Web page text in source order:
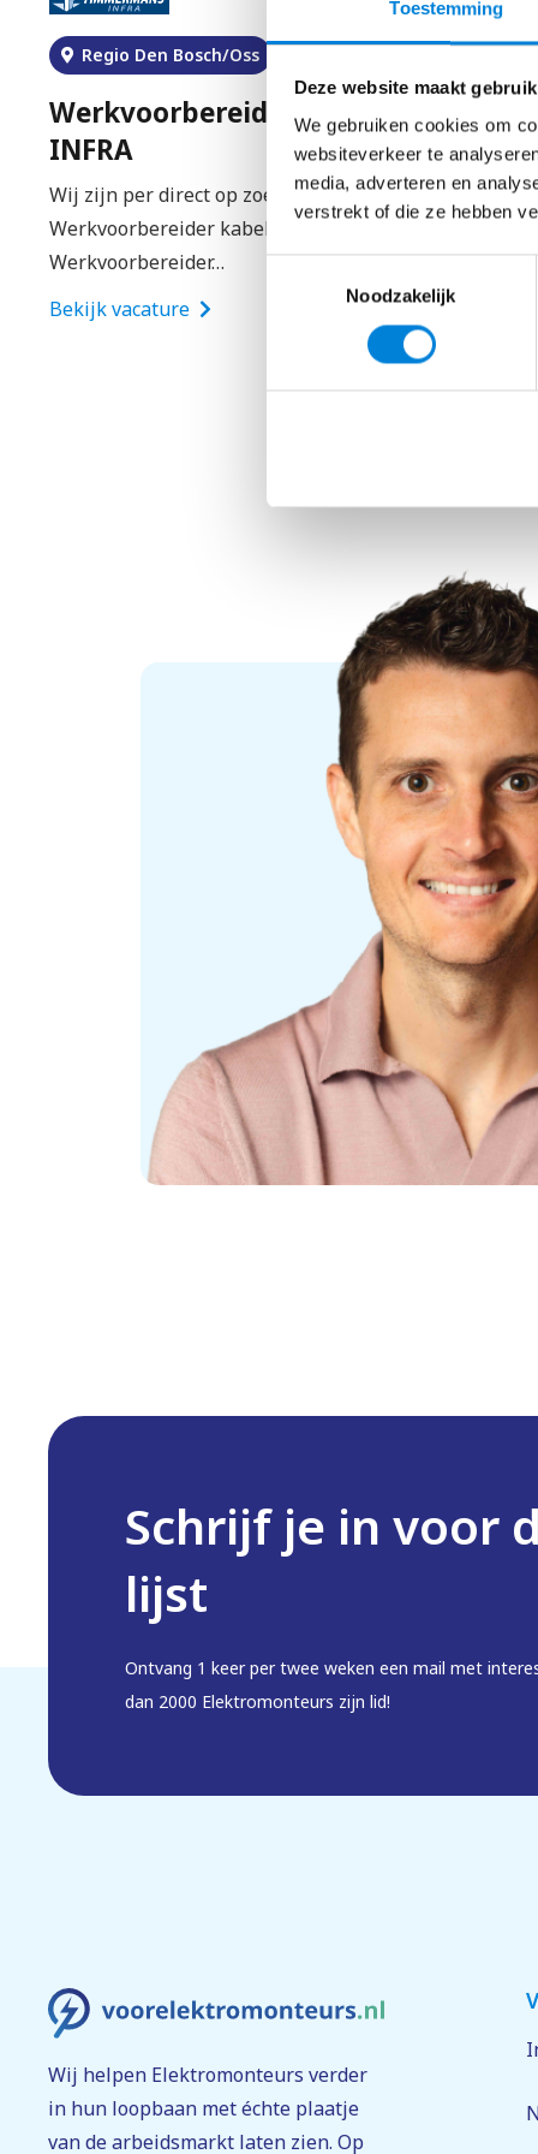
Toestemming
Deze website maakt
We gebruiken cookies om
websiteverkeer te
media, adverteren en
verstrekt of die ze hebben
Noodzakelijk
– Geluidsinstallatie.
– Centrale antenne installatie.
– Camera installatie.
– Zonweringsinstallatie.
– Mindervalidetoilet signalering.
👉Solliciteer hier direct zonder cv of
Regio Breda en Rotterdam
Werkvoorbereider – Nijkamp
Een goede voorbereiding is het halve werk. Als
werkvoorbereider stadsverwarming bewijs je dat
iedere dag.…
Bekijk vacature
Schrijf je in voor
lijst
Ontvang 1 keer per twee weken een mail met
dan 2000 Elektromonteurs zijn lid!
Wij helpen Elektromonteurs verder
in hun loopbaan met échte plaatje
van de arbeidsmarkt laten zien. Op